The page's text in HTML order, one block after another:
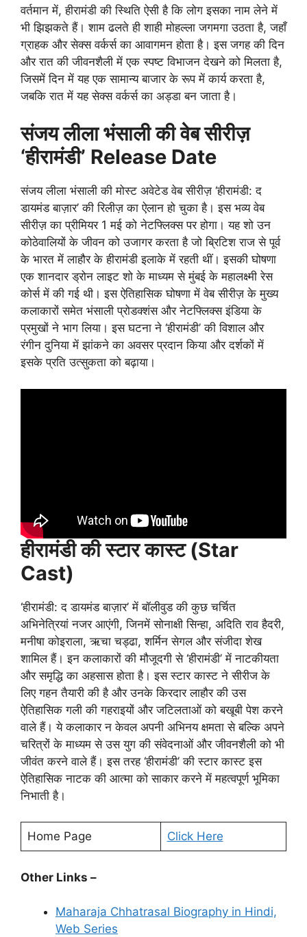
वर्तमान में, हीरामंडी की स्थिति ऐसी है कि लोग इसका नाम लेने में
भी झिझकते हैं। शाम ढलते ही शाही मोहल्ला जगमगा उठता है, जहाँ
ग्राहक और सेक्स वर्कर्स का आवागमन होता है। इस जगह की दिन
और रात की जीवनशैली में एक स्पष्ट विभाजन देखने को मिलता है,
जिसमें दिन में यह एक सामान्य बाजार के रूप में कार्य करता है,
जबकि रात में यह सेक्स वर्कर्स का अड्डा बन जाता है।
संजय लीला भंसाली की वेब सीरीज़
‘हीरामंडी’ Release Date
संजय लीला भंसाली की मोस्ट अवेटेड वेब सीरीज़ ‘हीरामंडी: द
डायमंड बाज़ार’ की रिलीज़ का ऐलान हो चुका है। इस भव्य वेब
सीरीज़ का प्रीमियर 1 मई को नेटफ्लिक्स पर होगा। यह शो उन
कोठेवालियों के जीवन को उजागर करता है जो ब्रिटिश राज से पूर्व
के भारत में लाहौर के हीरामंडी इलाके में रहती थीं। इसकी घोषणा
एक शानदार ड्रोन लाइट शो के माध्यम से मुंबई के महालक्ष्मी रेस
कोर्स में की गई थी। इस ऐतिहासिक घोषणा में वेब सीरीज़ के मुख्य
कलाकारों समेत भंसाली प्रोडक्शंस और नेटफ्लिक्स इंडिया के
प्रमुखों ने भाग लिया। इस घटना ने ‘हीरामंडी’ की विशाल और
रंगीन दुनिया में झांकने का अवसर प्रदान किया और दर्शकों में
इसके प्रति उत्सुकता को बढ़ाया।
हीरामंडी की स्टार कास्ट (Star
Cast)
‘हीरामंडी: द डायमंड बाज़ार’ में बॉलीवुड की कुछ चर्चित
अभिनेत्रियां नजर आएंगी, जिनमें सोनाक्षी सिन्हा, अदिति राव हैदरी,
मनीषा कोइराला, ऋचा चड्ढा, शर्मिन सेगल और संजीदा शेख
शामिल हैं। इन कलाकारों की मौजूदगी से ‘हीरामंडी’ में नाटकीयता
और समृद्धि का अहसास होता है। इस स्टार कास्ट ने सीरीज के
लिए गहन तैयारी की है और उनके किरदार लाहौर की उस
ऐतिहासिक गली की गहराइयों और जटिलताओं को बखूबी पेश करने
वाले हैं। ये कलाकार न केवल अपनी अभिनय क्षमता से बल्कि अपने
चरित्रों के माध्यम से उस युग की संवेदनाओं और जीवनशैली को भी
जीवंत करने वाले हैं। इस तरह ‘हीरामंडी’ की स्टार कास्ट इस
ऐतिहासिक नाटक की आत्मा को साकार करने में महत्वपूर्ण भूमिका
निभाती है।
Home Page Click Here
Other Links –
Maharaja Chhatrasal Biography in Hindi,
Web Series